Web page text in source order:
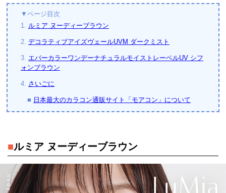
▼ページ目次
1.
ルミア ヌーディーブラウン
2. デコラティブアイズヴェールUVM ダークミスト
3. エバーカラーワンデーナチュラルモイストレーベルUV シフ
ォンブラウン
4. さいごに
■ 日本最大のカラコン通販サイト「モアコン」について
■ルミア ヌーディーブラウン